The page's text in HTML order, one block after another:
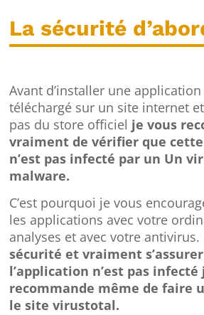
La sécurité
Avant d’installer une
téléchargé sur un site internet
pas du store officiel je vous
vraiment de vérifier que
n’est pas infecté par un Un
malware.
C’est pourquoi je vous
les applications avec votre
analyses et avec votre antivirus.
sécurité et vraiment
l’application n’est pas infecté
recommande même de faire
le site virustotal.